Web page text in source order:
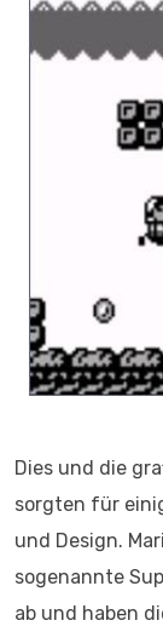
Dies und die
sorgten für
und Design.
sogenannte
ab und haben